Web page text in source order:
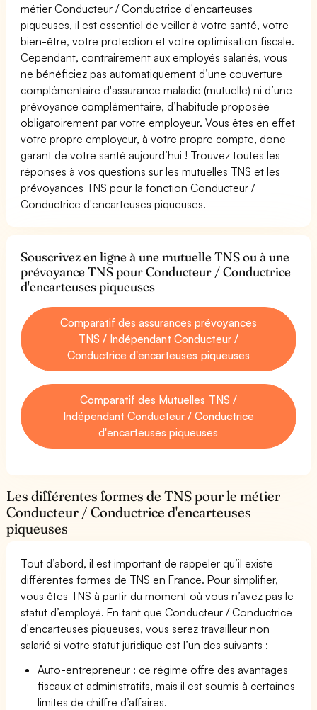
métier Conducteur / Conductrice d'encarteuses
piqueuses, il est essentiel de veiller à votre santé, votre
bien-être, votre protection et votre optimisation fiscale.
Cependant, contrairement aux employés salariés, vous
ne bénéficiez pas automatiquement d’une couverture
complémentaire d'assurance maladie (mutuelle) ni d’une
prévoyance complémentaire, d’habitude proposée
obligatoirement par votre employeur. Vous êtes en effet
votre propre employeur, à votre propre compte, donc
garant de votre santé aujourd’hui ! Trouvez toutes les
réponses à vos questions sur les mutuelles TNS et les
prévoyances TNS pour la fonction Conducteur /
Conductrice d'encarteuses piqueuses.
Souscrivez en ligne à une mutuelle TNS ou à une
prévoyance TNS pour Conducteur / Conductrice
d'encarteuses piqueuses
Comparatif des assurances prévoyances
TNS / Indépendant Conducteur /
Conductrice d'encarteuses piqueuses
Comparatif des Mutuelles TNS /
Indépendant Conducteur / Conductrice
d'encarteuses piqueuses
Les différentes formes de TNS pour le métier
Conducteur / Conductrice d'encarteuses
piqueuses
Tout d’abord, il est important de rappeler qu’il existe
différentes formes de TNS en France. Pour simplifier,
vous êtes TNS à partir du moment où vous n’avez pas le
statut d’employé. En tant que Conducteur / Conductrice
d'encarteuses piqueuses, vous serez travailleur non
salarié si votre statut juridique est l’un des suivants :
Auto-entrepreneur : ce régime offre des avantages
fiscaux et administratifs, mais il est soumis à certaines
limites de chiffre d’affaires.